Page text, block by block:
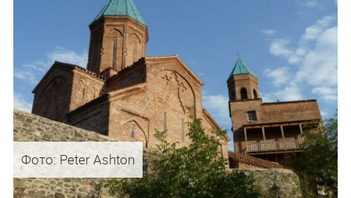
Фото: Peter Ashton